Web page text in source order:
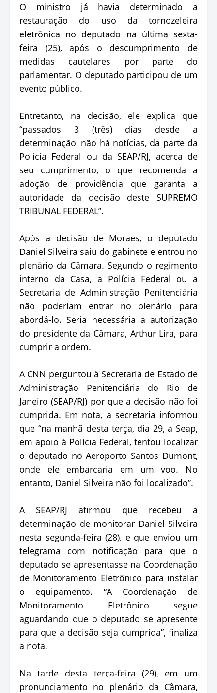
O ministro já havia determinado a
restauração do uso da tornozeleira
eletrônica no deputado na última sexta-
feira (25), após o descumprimento de
medidas cautelares por parte do
parlamentar. O deputado participou de um
evento público.
Entretanto, na decisão, ele explica que
“passados 3 (três) dias desde a
determinação, não há notícias, da parte da
Polícia Federal ou da SEAP/RJ, acerca de
seu cumprimento, o que recomenda a
adoção de providência que garanta a
autoridade da decisão deste SUPREMO
TRIBUNAL FEDERAL”.
Após a decisão de Moraes, o deputado
Daniel Silveira saiu do gabinete e entrou no
plenário da Câmara. Segundo o regimento
interno da Casa, a Polícia Federal ou a
Secretaria de Administração Penitenciária
não poderiam entrar no plenário para
abordá-lo. Seria necessária a autorização
do presidente da Câmara, Arthur Lira, para
cumprir a ordem.
A CNN perguntou à Secretaria de Estado de
Administração Penitenciária do Rio de
Janeiro (SEAP/RJ) por que a decisão não foi
cumprida. Em nota, a secretaria informou
que “na manhã desta terça, dia 29, a Seap,
em apoio à Polícia Federal, tentou localizar
o deputado no Aeroporto Santos Dumont,
onde ele embarcaria em um voo. No
entanto, Daniel Silveira não foi localizado”.
A SEAP/RJ afirmou que recebeu a
determinação de monitorar Daniel Silveira
nesta segunda-feira (28), e que enviou um
telegrama com notificação para que o
deputado se apresentasse na Coordenação
de Monitoramento Eletrônico para instalar
o equipamento. “A Coordenação de
Monitoramento Eletrônico segue
aguardando que o deputado se apresente
para que a decisão seja cumprida”, finaliza
a nota.
Na tarde desta terça-feira (29), em um
pronunciamento no plenário da Câmara,